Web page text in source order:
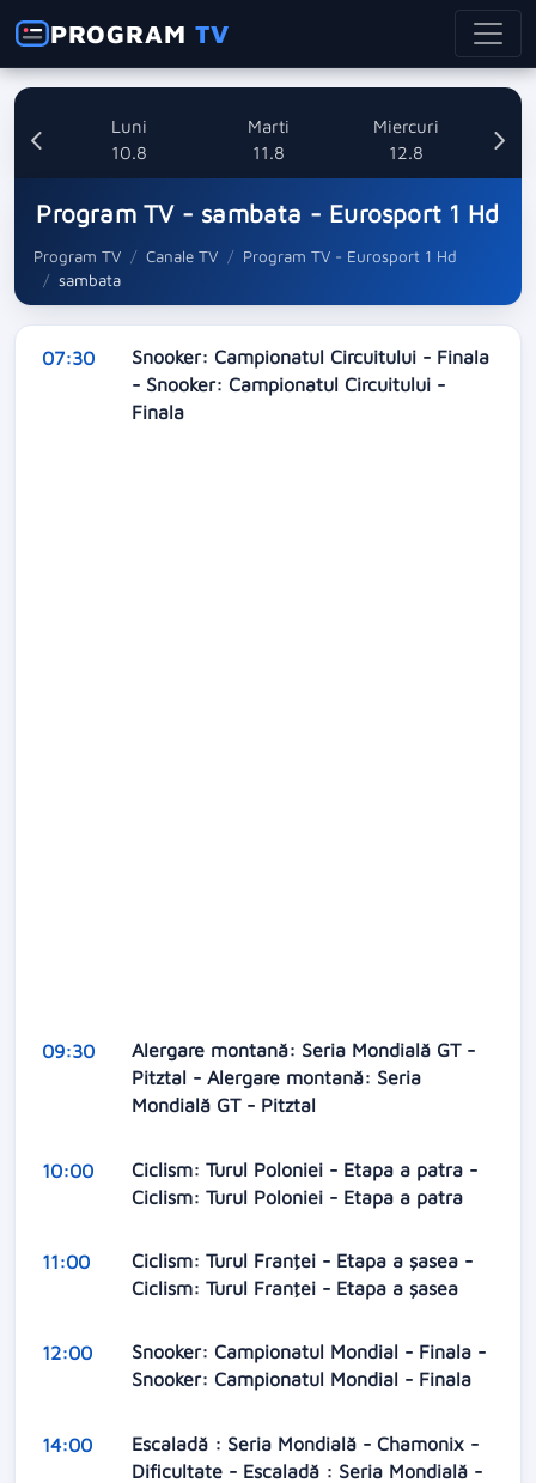
PROGRAMTV
Luni
10.8
Marti
11.8
Miercuri
12.8
Program TV - sambata - Eurosport 1 Hd
Program TV Canale TV
Program TV - Eurosport 1 Hd
sambata
07:30
Snooker: Campionatul Circuitului - Finala
- Snooker: Campionatul Circuitului -
Finala
09:30
Alergare montană: Seria Mondială GT -
Pitztal - Alergare montană: Seria
Mondială GT - Pitztal
10:00
Ciclism: Turul Poloniei - Etapa a patra -
Ciclism: Turul Poloniei - Etapa a patra
11:00
Ciclism: Turul Franţei - Etapa a șasea -
Ciclism: Turul Franţei - Etapa a șasea
12:00
Snooker: Campionatul Mondial - Finala -
Snooker: Campionatul Mondial - Finala
14:00
Escaladă : Seria Mondială - Chamonix -
Dificultate - Escaladă : Seria Mondială -